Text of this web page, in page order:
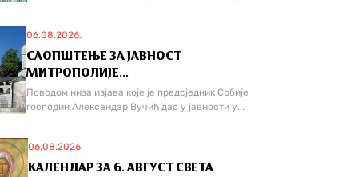
06.08.2026.
САОПШТЕЊЕ ЗА ЈАВНОСТ
МИТРОПОЛИЈЕ...
Поводом низа изјава које је предсједник Србије
господин Александар Вучић дао у јавности у...
06.08.2026.
КАЛЕНДАР ЗА 6. АВГУСТ СВЕТА